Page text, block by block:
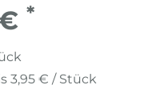
*
3,95 € / Stück